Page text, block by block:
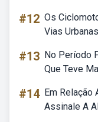
#12 Os
Vias
#13 No Período
Que Teve
#14 Em Relação
Assinale A